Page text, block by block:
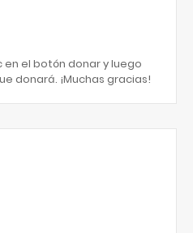
el botón donar y luego
donará. ¡Muchas gracias!